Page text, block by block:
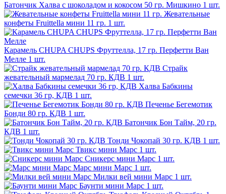
Батончик Халва с шоколадом и кокосом 50 гр. Мишкино 1 шт.
Жевательные
конфеты Fruittella мини 11 гр. 1 шт.
Карамель CHUPA CHUPS Фруттелла, 17 гр. Перфетти Ван
Мелле 1 шт.
Страйк
жевательный мармелад 70 гр. КДВ 1 шт.
Халва Бабкины
семечки 36 гр, КДВ 1 шт.
Печенье Бегемотик
Бонди 80 гр. КДВ 1 шт.
Батончик Бон Тайм, 20 гр.
КДВ 1 шт.
Тонди Чокопай 30 гр. КДВ 1 шт.
Твикс мини Марс 1 шт.
Сникерс мини Марс 1 шт.
Марс мини Марс 1 шт.
Милки вей мини Марс 1 шт.
Баунти мини Марс 1 шт.